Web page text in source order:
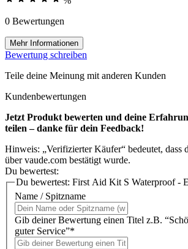
0 Bewertungen
Mehr Informationen
Bewertung schreiben
Teile deine Meinung mit anderen Kunden
Kundenbewertungen
Jetzt Produkt bewerten und deine
teilen – danke für dein Feedback!
Hinweis: „Verifizierter Käufer“ bedeutet, dass
über vaude.com bestätigt wurde.
Du bewertest:
Du bewertest: First Aid Kit S Waterproof -
Name / Spitzname
Gib deiner Bewertung einen Titel z.B.
guter Service”*